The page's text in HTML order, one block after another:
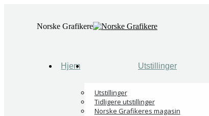
Norske Grafikere
Hjem Utstillinger
Utstillinger
Tidligere utstillinger
Norske Grafikeres magasin